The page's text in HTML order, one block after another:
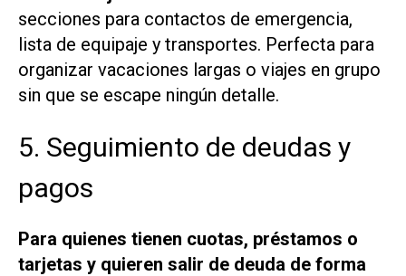
secciones para contactos de emergencia,
lista de equipaje y transportes. Perfecta para
organizar vacaciones largas o viajes en grupo
sin que se escape ningún detalle.
5. Seguimiento de deudas y
pagos
Para quienes tienen cuotas, préstamos o
tarjetas y quieren salir de deuda de forma